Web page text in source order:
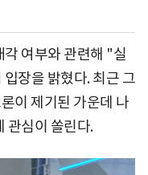
각 여부와 관련해 "실
장을 밝혔다. 최근 그
이 제기된 가운데 나
관심이 쏠린다.